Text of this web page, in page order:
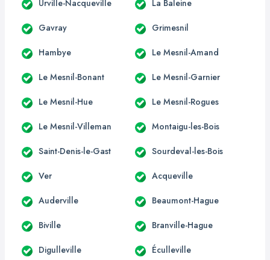
Urville-Nacqueville La Baleine
Gavray Grimesnil
Hambye Le Mesnil-Amand
Le Mesnil-Bonant Le Mesnil-Garnier
Le Mesnil-Hue Le Mesnil-Rogues
Le Mesnil-Villeman Montaigu-les-Bois
Saint-Denis-le-Gast Sourdeval-les-Bois
Ver Acqueville
Auderville Beaumont-Hague
Biville Branville-Hague
Digulleville Éculleville